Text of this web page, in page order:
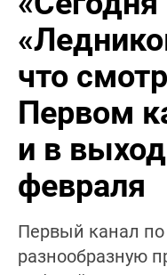
что
Первом
и в
февраля
Первый канал по
разнообразную